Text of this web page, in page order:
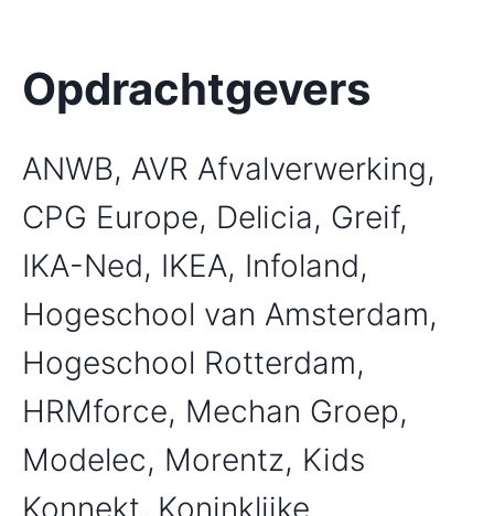
Opdrachtgevers
ANWB, AVR Afvalverwerking,
CPG Europe, Delicia, Greif,
IKA-Ned, IKEA, Infoland,
Hogeschool van Amsterdam,
Hogeschool Rotterdam,
HRMforce, Mechan Groep,
Modelec, Morentz, Kids
Konnekt, Koninklijke